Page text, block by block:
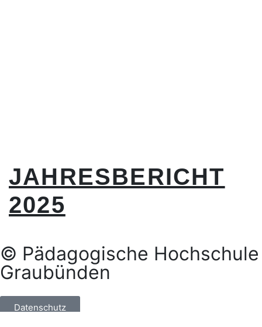
JAHRESBERICHT
2025
© Pädagogische Hochschule
Graubünden
Datenschutz